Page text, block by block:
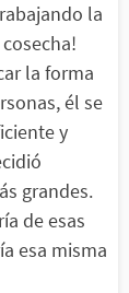
la
la forma
él se
y
grandes.
de esas
esa misma